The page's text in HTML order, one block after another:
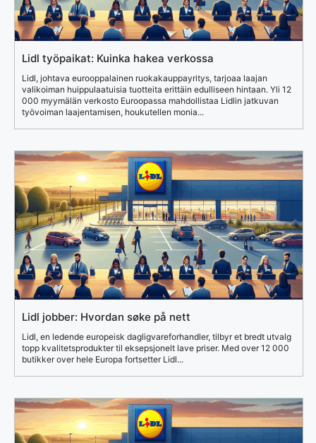
Lidl työpaikat: Kuinka hakea verkossa
Lidl, johtava eurooppalainen ruokakauppayritys, tarjoaa laajan
valikoiman huippulaatuisia tuotteita erittäin edulliseen hintaan. Yli 12
000 myymälän verkosto Euroopassa mahdollistaa Lidlin jatkuvan
työvoiman laajentamisen, houkutellen monia...
Lidl jobber: Hvordan søke på nett
Lidl, en ledende europeisk dagligvareforhandler, tilbyr et bredt utvalg
topp kvalitetsprodukter til eksepsjonelt lave priser. Med over 12 000
butikker over hele Europa fortsetter Lidl...